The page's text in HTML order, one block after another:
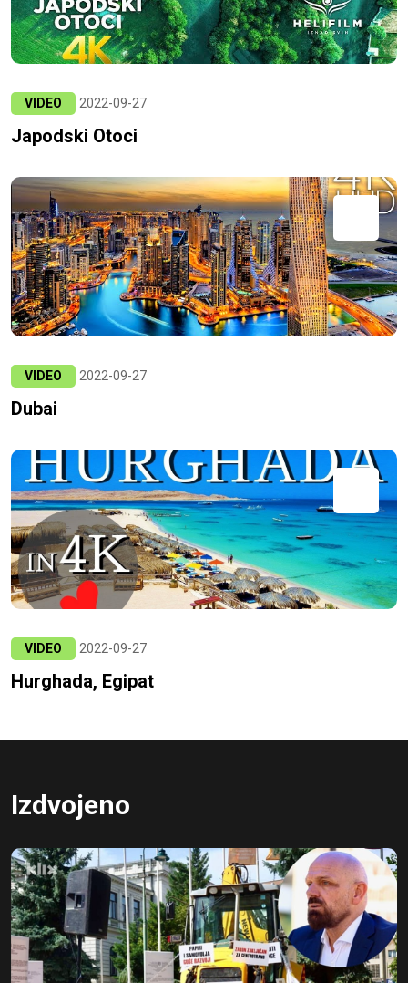
VIDEO 2022-09-27
Japodski Otoci
VIDEO 2022-09-27
Dubai
VIDEO 2022-09-27
Hurghada, Egipat
Izdvojeno